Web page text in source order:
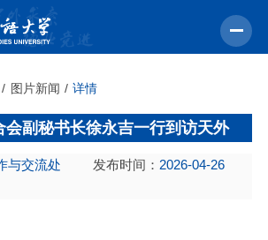
图片新闻 详情
会副秘书长徐永吉一行到访天外
与交流处 发布时间： 2026-04-26